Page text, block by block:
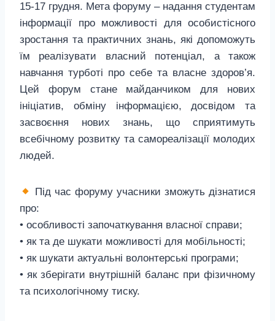
15-17 грудня. Мета форуму – надання студентам
інформації про можливості для особистісного
зростання та практичних знань, які допоможуть
їм реалізувати власний потенціал, а також
навчання турботі про себе та власне здоров’я.
Цей форум стане майданчиком для нових
ініціатив, обміну інформацією, досвідом та
засвоєння нових знань, що сприятимуть
всебічному розвитку та самореалізації молодих
людей.
Під час форуму учасники зможуть дізнатися
про:
• особливості започаткування власної справи;
• як та де шукати можливості для мобільності;
• як шукати актуальні волонтерські програми;
• як зберігати внутрішній баланс при фізичному
та психологічному тиску.